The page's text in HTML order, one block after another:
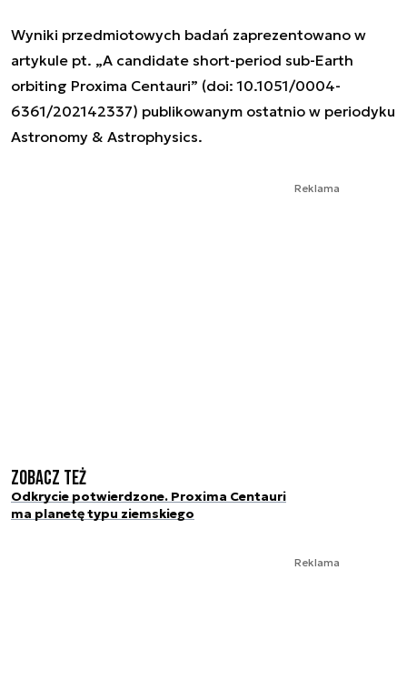
Wyniki przedmiotowych badań zaprezentowano w
artykule pt. „A candidate short-period sub-Earth
orbiting Proxima Centauri” (doi: 10.1051/0004-
6361/202142337) publikowanym ostatnio w periodyku
Astronomy & Astrophysics.
Reklama
Zobacz też
Odkrycie potwierdzone. Proxima Centauri
ma planetę typu ziemskiego
Reklama